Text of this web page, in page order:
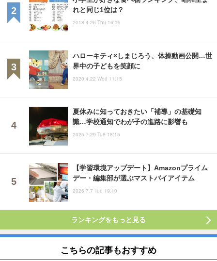
れと同じ1位は？
2018.4.26 Thu 16:15
ハローキティ×しまじろう、体操動画公開…世
界中の子どもを笑顔に
2020.4.22 Wed 11:15
夏休みに知っておきたい「補導」の基礎知
識…学校通知でわが子の進路に影響も
2025.7.29 Tue 18:15
【学習環境アップデート】Amazonプライム
デー・編集部が選ぶマストバイアイテム
2026.7.7 Tue 19:10
ランキングをもっと見る
こちらの記事もおすすめ